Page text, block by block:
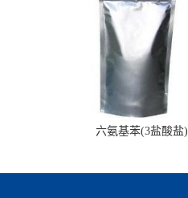
六氨基苯(3盐酸盐)